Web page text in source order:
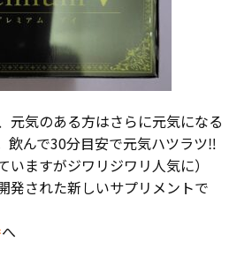
元気のある方はさらに元気になる
飲んで30分目安で元気ハツラツ‼
いますがジワリジワリ人気に）
発された新しいサプリメントで
へ